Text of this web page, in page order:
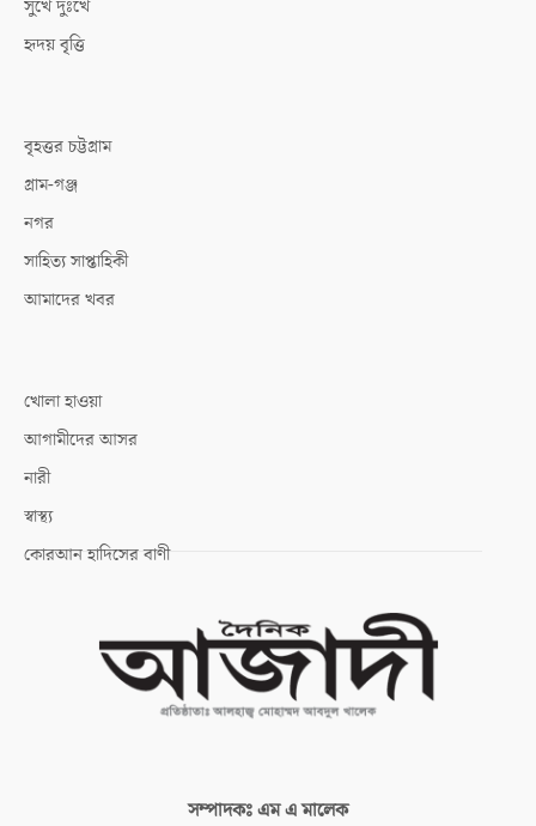
সুখে দুঃখে
হৃদয় বৃত্তি
বৃহত্তর চট্টগ্রাম
গ্রাম-গঞ্জ
নগর
সাহিত্য সাপ্তাহিকী
আমাদের খবর
খোলা হাওয়া
আগামীদের আসর
নারী
স্বাস্থ্য
কোরআন হাদিসের বাণী
সম্পাদকঃএম এ মালেক